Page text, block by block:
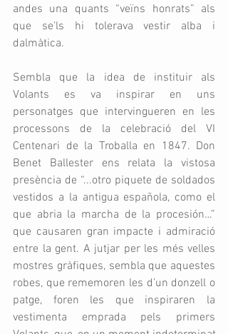
andes una quants “veïns honrats” als
que se’ls hi tolerava vestir alba i
dalmàtica.
Sembla que la idea de instituir als
Volants es va inspirar en uns
personatges que intervingueren en les
processons de la celebració del VI
Centenari de la Troballa en 1847. Don
Benet Ballester ens relata la vistosa
presència de “...otro piquete de soldados
vestidos a la antigua española, como el
que abria la marcha de la procesión…”
que causaren gran impacte i admiració
entre la gent. A jutjar per les més velles
mostres gràfiques, sembla que aquestes
robes, que rememoren les d’un donzell o
patge, foren les que inspiraren la
vestimenta emprada pels primers